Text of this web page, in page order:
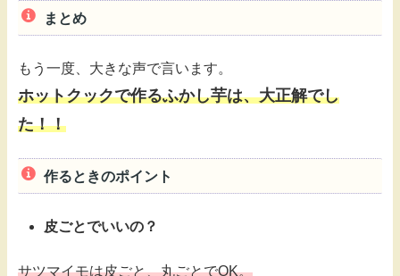
まとめ
もう一度、大きな声で言います。
ホットクックで作るふかし芋は、大正解でし
た！！
作るときのポイント
皮ごとでいいの？
サツマイモは皮ごと、丸ごとでOK。